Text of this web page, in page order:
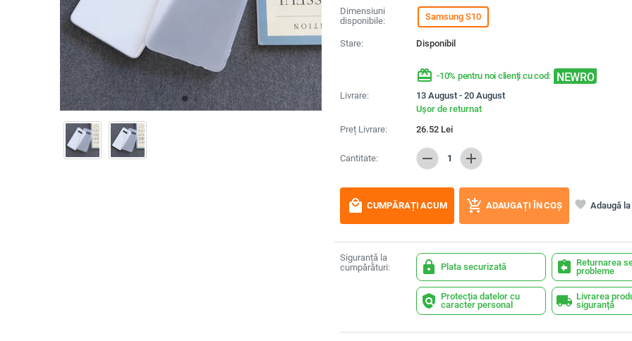
Dimensiuni
disponibile:
Samsung S10
Stare: Disponibil
redeem -10% pentru noi clienți cu cod: NEWRO
Livrare:
13 August - 20 August
Ușor de returnat
Preț Livrare:
26.52Lei
Cantitate: remove 1 add
local_mall CUMPĂRAȚI ACUM add_shopping_cart ADAUGAȚI ÎN COȘ favorite Adaugă
Siguranță la
cumpărături:
lock Plata securizată assignment_return Returnarea
probleme
policy Protecția datelor cu
caracter personal
local_shipping Livrarea
siguranță